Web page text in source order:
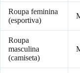
Roupa feminina
(esportiva)
Roupa
masculina
(camiseta)